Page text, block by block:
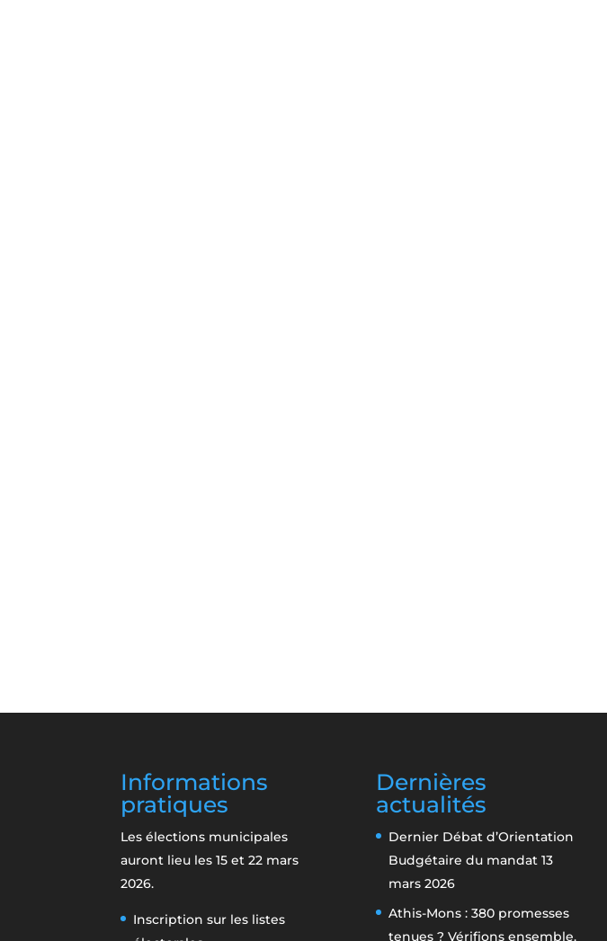
Informations
pratiques
Les élections municipales
auront lieu les 15 et 22 mars
2026.
Inscription sur les listes
Dernières
actualités
Dernier Débat d’Orientation
Budgétaire du mandat 13
mars 2026
Athis-Mons : 380 promesses
tenues ? Vérifions ensemble.